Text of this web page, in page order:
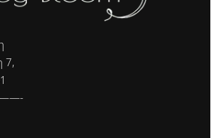
7,